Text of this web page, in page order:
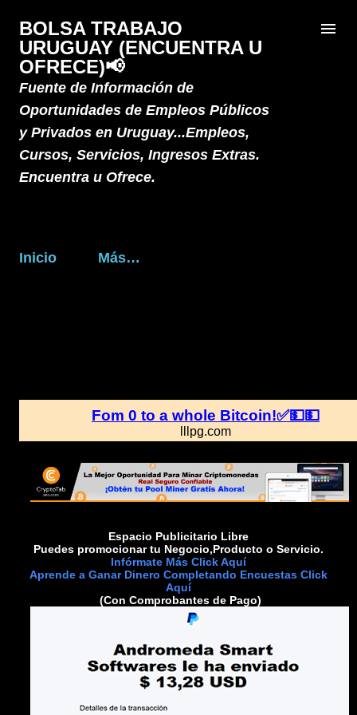
Ir al contenido principal
BOLSA TRABAJO
URUGUAY (ENCUENTRA U
OFRECE)📢
Fuente de Información de
Oportunidades de Empleos Públicos
y Privados en Uruguay...Empleos,
Cursos, Servicios, Ingresos Extras.
Encuentra u Ofrece.
Inicio Más…
Espacio Publicitario Libre
Puedes promocionar tu Negocio,Producto o Servicio.
Infórmate Más Click Aquí
Aprende a Ganar Dinero Completando Encuestas Click
Aquí
(Con Comprobantes de Pago)